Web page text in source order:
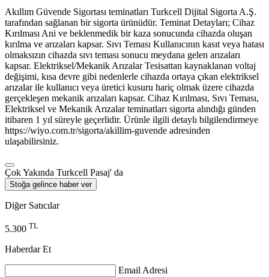
Akıllım Güvende Sigortası teminatları Turkcell Dijital Sigorta A.Ş.
tarafından sağlanan bir sigorta ürünüdür. Teminat Detayları; Cihaz
Kırılması Ani ve beklenmedik bir kaza sonucunda cihazda oluşan
kırılma ve arızaları kapsar. Sıvı Teması Kullanıcının kasıt veya hatası
olmaksızın cihazda sıvı teması sonucu meydana gelen arızaları
kapsar. Elektriksel/Mekanik Arızalar Tesisattan kaynaklanan voltaj
değişimi, kısa devre gibi nedenlerle cihazda ortaya çıkan elektriksel
arızalar ile kullanıcı veya üretici kusuru hariç olmak üzere cihazda
gerçekleşen mekanik arızaları kapsar. Cihaz Kırılması, Sıvı Teması,
Elektriksel ve Mekanik Arızalar teminatları sigorta alındığı günden
itibaren 1 yıl süreyle geçerlidir. Ürünle ilgili detaylı bilgilendirmeye
https://wiyo.com.tr/sigorta/akillim-guvende adresinden
ulaşabilirsiniz.
Çok Yakında Turkcell Pasaj' da
Stoğa gelince haber ver
Diğer Satıcılar
5.300 TL
Haberdar Et
Email Adresi